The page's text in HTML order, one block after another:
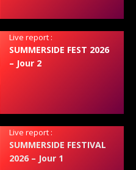
Live report :
SUMMERSIDE FEST 2026
– Jour 2
Live report :
SUMMERSIDE FESTIVAL
2026 – Jour 1